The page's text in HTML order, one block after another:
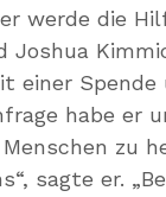
werde die
Joshua
einer
habe er
zu
sagte er.